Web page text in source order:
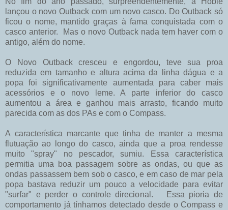
lançou o novo Outback com um novo casco. Do Outback só
ficou o nome, mantido graças à fama conquistada com o
casco anterior. Mas o novo Outback nada tem haver com o
antigo, além do nome.
O Novo Outback cresceu e engordou, teve sua proa
reduzida em tamanho e altura acima da linha dágua e a
popa foi significativamente aumentada para caber mais
acessórios e o novo leme. A parte inferior do casco
aumentou a área e ganhou mais arrasto, ficando muito
parecida com as dos PAs e com o Compass.
A característica marcante que tinha de manter a mesma
flutuação ao longo do casco, ainda que a proa rendesse
muito "spray" no pescador, sumiu. Essa característica
permitia uma boa passagem sobre as ondas, ou que as
ondas passassem bem sob o casco, e em caso de mar pela
popa bastava reduzir um pouco a velocidade para evitar
"surfar" e perder o controle direcional. Essa pioria de
comportamento já tínhamos detectado desde o Compass e